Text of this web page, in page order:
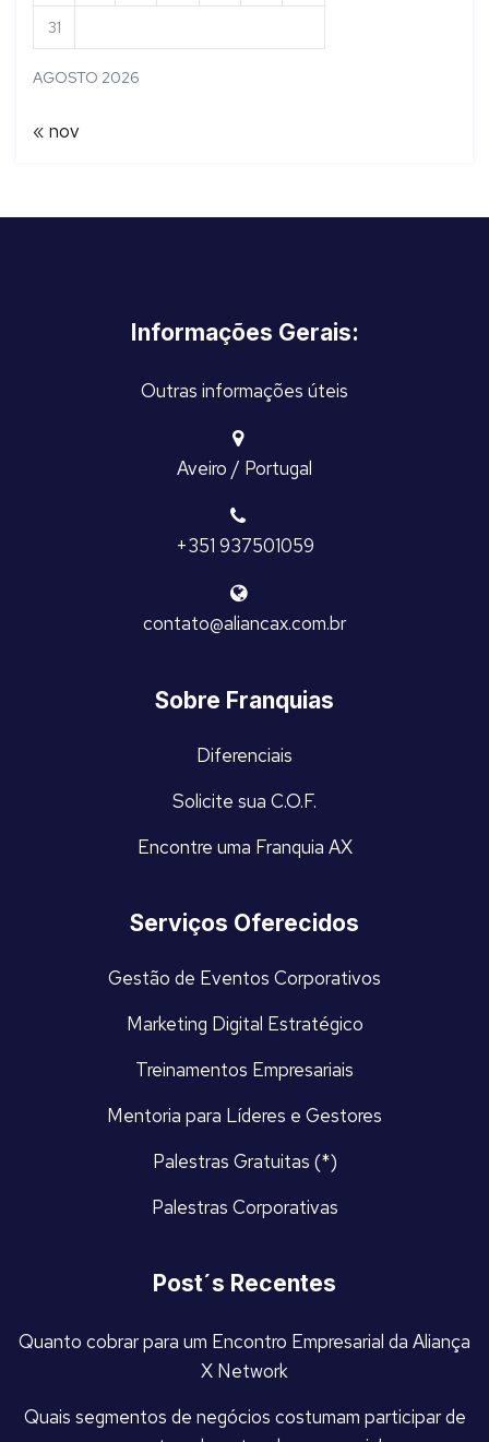
AGOSTO 2026
31
« nov
Informações Gerais:
Outras informações úteis
Aveiro / Portugal
+351 937501059
contato@aliancax.com.br
Sobre Franquias
Diferenciais
Solicite sua C.O.F.
Encontre uma Franquia AX
Serviços Oferecidos
Gestão de Eventos Corporativos
Marketing Digital Estratégico
Treinamentos Empresariais
Mentoria para Líderes e Gestores
Palestras Gratuitas (*)
Palestras Corporativas
Post´s Recentes
Quanto cobrar para um Encontro Empresarial da Aliança
X Network
Quais segmentos de negócios costumam participar de